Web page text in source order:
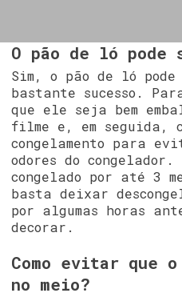
O pão de ló pode
Sim, o pão de ló pode
bastante sucesso.
que ele seja bem
filme e, em seguida,
congelamento para
odores do
congelado por até 3
basta deixar
por algumas horas
decorar.
Como evitar que
no meio?